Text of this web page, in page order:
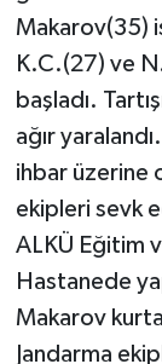
Makarov(35)
K.C.(27) ve
başladı.
ağır
ihbar üzerine
ekipleri sevk
ALKÜ Eğitim
Hastanede
Makarov
Jandarma